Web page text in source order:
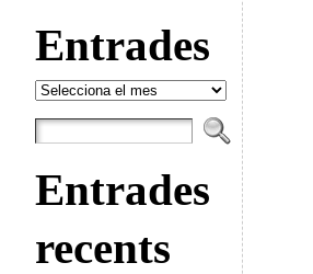
Entrades
Entrades
Entrades
recents